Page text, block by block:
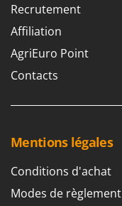
Recrutement
Affiliation
AgriEuro Point
Contacts
Mentions légales
Conditions d'achat
Modes de règlement